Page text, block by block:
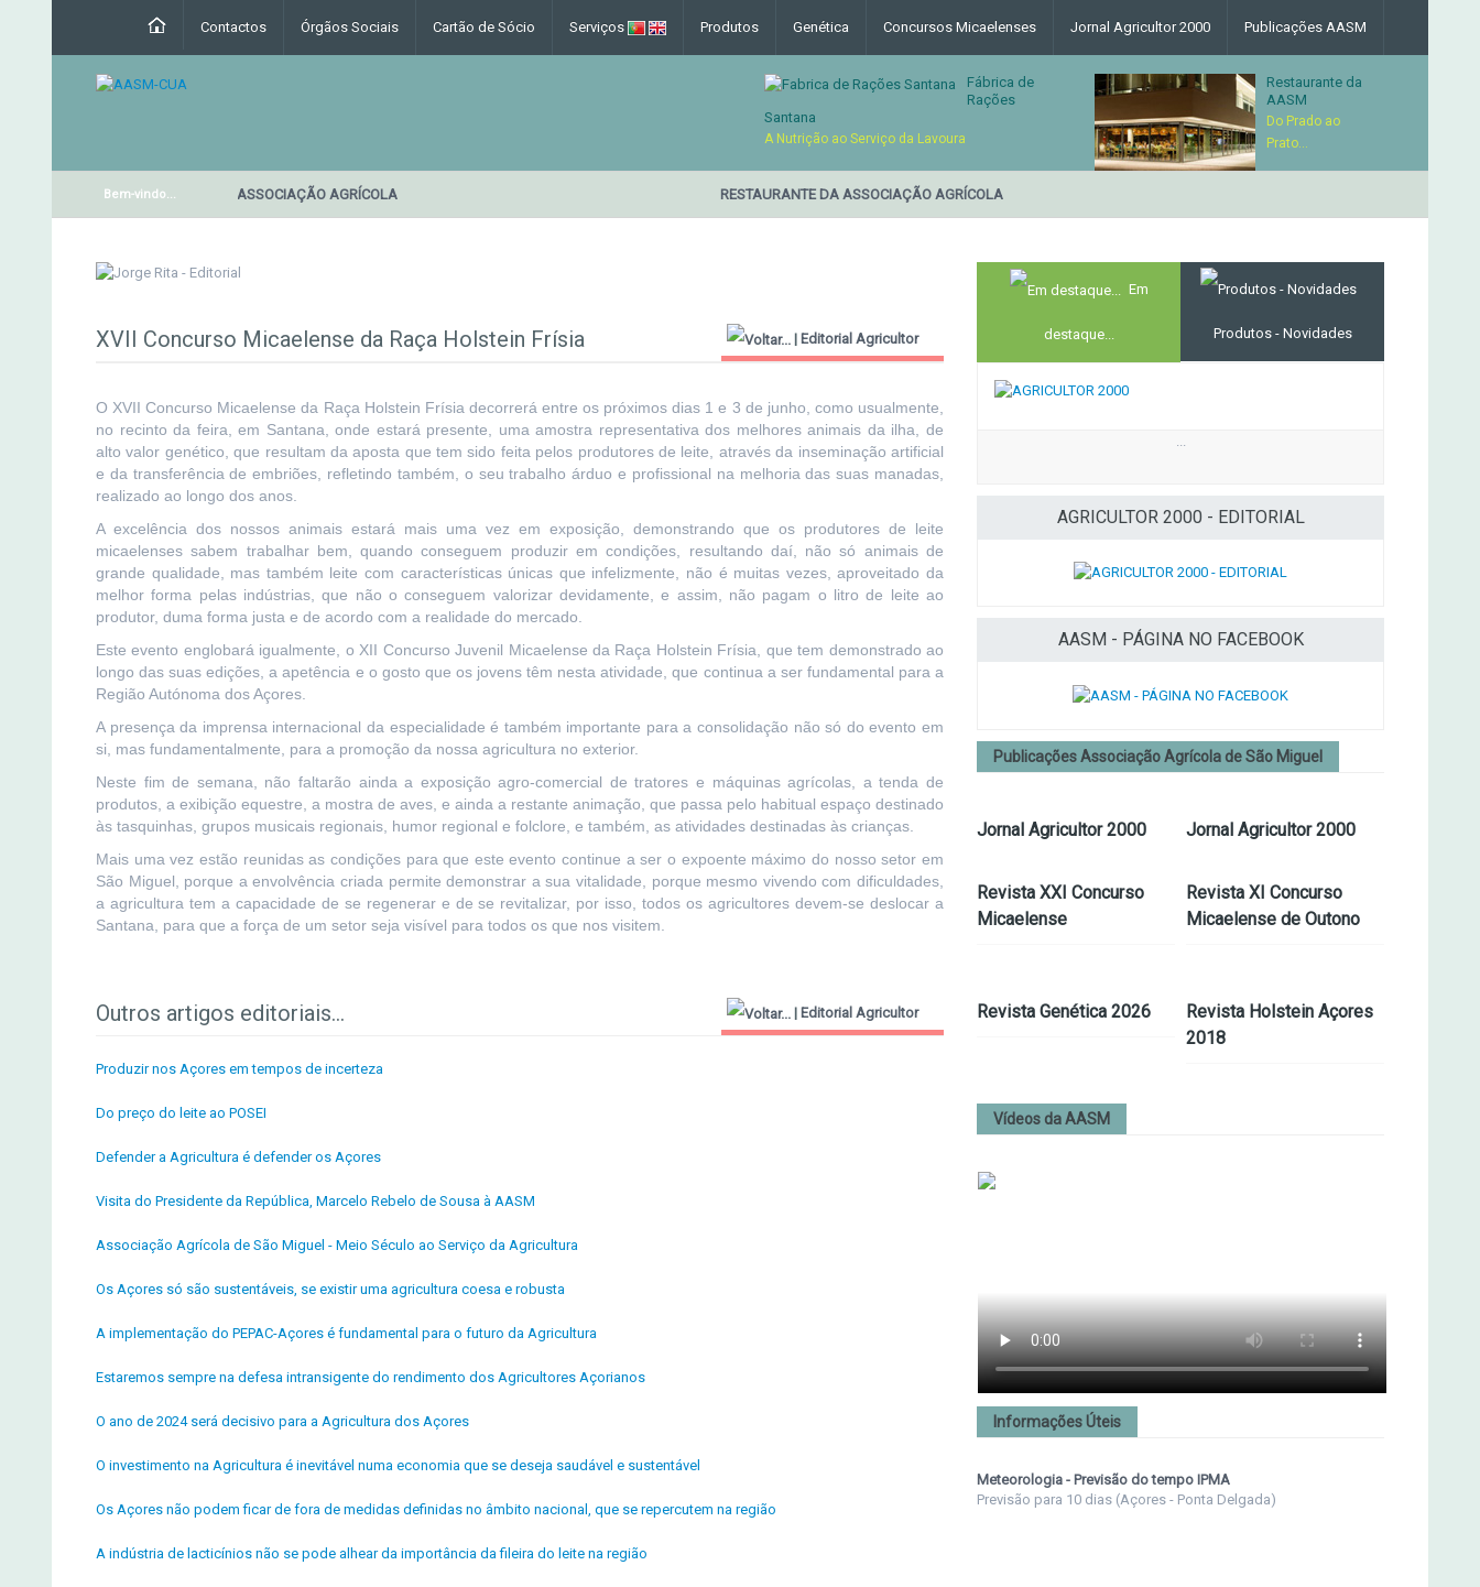
Contactos Órgãos Sociais Cartão de Sócio Serviços Produtos Genética Concursos Micaelenses Jornal Agricultor 2000 Publicações AASM
Fábrica de
Rações
Santana
A Nutrição ao Serviço da Lavoura
Restaurante da
AASM
Do Prado ao
Prato...
Bem-vindo...
RESTAURANTE DA ASSOCIAÇÃO AGRÍCOLA RESTAURANTE DA ASSOCIAÇÃO AGRÍCOLA
XVII Concurso Micaelense da Raça Holstein Frísia | Editorial Agricultor
O XVII Concurso Micaelense da Raça Holstein Frísia decorrerá entre os próximos dias 1 e 3 de junho, como usualmente,
no recinto da feira, em Santana, onde estará presente, uma amostra representativa dos melhores animais da ilha, de
alto valor genético, que resultam da aposta que tem sido feita pelos produtores de leite, através da inseminação artificial
e da transferência de embriões, refletindo também, o seu trabalho árduo e profissional na melhoria das suas manadas,
realizado ao longo dos anos.
A excelência dos nossos animais estará mais uma vez em exposição, demonstrando que os produtores de leite
micaelenses sabem trabalhar bem, quando conseguem produzir em condições, resultando daí, não só animais de
grande qualidade, mas também leite com características únicas que infelizmente, não é muitas vezes, aproveitado da
melhor forma pelas indústrias, que não o conseguem valorizar devidamente, e assim, não pagam o litro de leite ao
produtor, duma forma justa e de acordo com a realidade do mercado.
Este evento englobará igualmente, o XII Concurso Juvenil Micaelense da Raça Holstein Frísia, que tem demonstrado ao
longo das suas edições, a apetência e o gosto que os jovens têm nesta atividade, que continua a ser fundamental para a
Região Autónoma dos Açores.
A presença da imprensa internacional da especialidade é também importante para a consolidação não só do evento em
si, mas fundamentalmente, para a promoção da nossa agricultura no exterior.
Neste fim de semana, não faltarão ainda a exposição agro-comercial de tratores e máquinas agrícolas, a tenda de
produtos, a exibição equestre, a mostra de aves, e ainda a restante animação, que passa pelo habitual espaço destinado
às tasquinhas, grupos musicais regionais, humor regional e folclore, e também, as atividades destinadas às crianças.
Mais uma vez estão reunidas as condições para que este evento continue a ser o expoente máximo do nosso setor em
São Miguel, porque a envolvência criada permite demonstrar a sua vitalidade, porque mesmo vivendo com dificuldades,
a agricultura tem a capacidade de se regenerar e de se revitalizar, por isso, todos os agricultores devem-se deslocar a
Santana, para que a força de um setor seja visível para todos os que nos visitem.
Outros artigos editoriais... | Editorial Agricultor
Produzir nos Açores em tempos de incerteza
Do preço do leite ao POSEI
Defender a Agricultura é defender os Açores
Visita do Presidente da República, Marcelo Rebelo de Sousa à AASM
Associação Agrícola de São Miguel - Meio Século ao Serviço da Agricultura
Os Açores só são sustentáveis, se existir uma agricultura coesa e robusta
A implementação do PEPAC-Açores é fundamental para o futuro da Agricultura
Estaremos sempre na defesa intransigente do rendimento dos Agricultores Açorianos
O ano de 2024 será decisivo para a Agricultura dos Açores
O investimento na Agricultura é inevitável numa economia que se deseja saudável e sustentável
Os Açores não podem ficar de fora de medidas definidas no âmbito nacional, que se repercutem na região
A indústria de lacticínios não se pode alhear da importância da fileira do leite na região
Em
destaque... Produtos - Novidades
AGRICULTOR 2000 - EDITORIAL
AASM - PÁGINA NO FACEBOOK
Publicações Associação Agrícola de São Miguel
Jornal Agricultor 2000 Jornal Agricultor 2000
Revista XXI Concurso
Micaelense
Revista XI Concurso
Micaelense de Outono
Revista Genética 2026
Revista Holstein Açores
2018
Vídeos da AASM
Informações Úteis
Meteorologia - Previsão do tempo IPMA
Previsão para 10 dias (Açores - Ponta Delgada)